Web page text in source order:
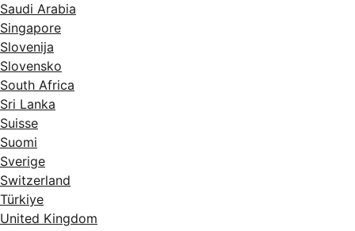
Saudi Arabia
Singapore
Slovenija
Slovensko
South Africa
Sri Lanka
Suisse
Suomi
Sverige
Switzerland
Türkiye
United Kingdom